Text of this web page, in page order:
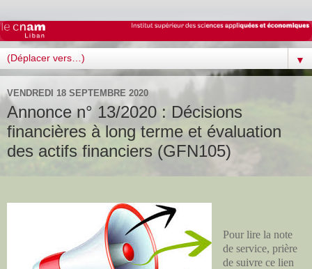
▼
VENDREDI 18 SEPTEMBRE 2020
Annonce n° 13/2020 : Décisions
financières à long terme et évaluation
des actifs financiers (GFN105)
Pour lire la note
de service, prière
de suivre ce lien